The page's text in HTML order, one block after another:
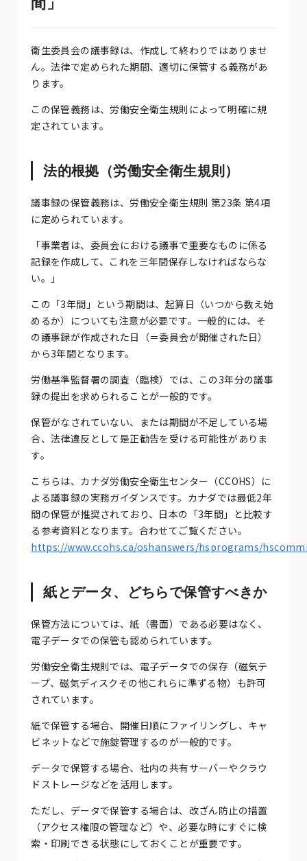
衛生委員会の議事録は、作成して終わりではありませ
ん。法律で定められた期間、適切に保管する義務があ
ります。
この保管義務は、労働安全衛生規則によって明確に規
定されています。
法的根拠（労働安全衛生規則）
議事録の保管義務は、労働安全衛生規則 第23条 第4項
に定められています。
「事業者は、委員会における議事で重要なものに係る
記録を作成して、これを三年間保存しなければならな
い。」
この「3年間」という期間は、起算日（いつから数え始
めるか）についても注意が必要です。一般的には、そ
の議事録が作成された日（＝委員会が開催された日）
から3年間となります。
労働基準監督署の調査（臨検）では、この3年分の議事
録の提出を求められることが一般的です。
保管がなされていない、または期間が不足している場
合、法律違反として是正勧告を受ける可能性がありま
す。
こちらは、カナダ労働安全衛生センター（CCOHS）に
よる議事録の実務ガイダンスです。カナダでは最低2年
間の保管が推奨されており、日本の「3年間」と比較す
る参考資料となります。合わせてご覧ください。
https://www.ccohs.ca/oshanswers/hsprograms/
紙とデータ、どちらで保管すべきか
保管方法については、紙（書面）である必要はなく、
電子データでの保管も認められています。
労働安全衛生規則では、電子データでの保存（磁気テ
ープ、磁気ディスクその他これらに準ずる物）も許可
されています。
紙で保管する場合、開催日順にファイリングし、キャ
ビネットなどで施錠管理するのが一般的です。
データで保管する場合、社内の共有サーバーやクラウ
ドストレージなどを活用します。
ただし、データで保管する場合は、改ざん防止の措置
（アクセス権限の管理など）や、必要な時にすぐに検
索・印刷できる状態にしておくことが重要です。